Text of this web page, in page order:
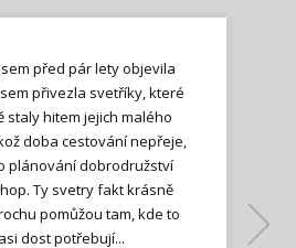
před pár lety objevila
přivezla svetříky, které
staly hitem jejich malého
doba cestování nepřeje,
plánování dobrodružství
Ty svetry fakt krásně
pomůžou tam, kde to
dost potřebují...
Ilona M.
Lenka K.
zpráva
Lenka K.